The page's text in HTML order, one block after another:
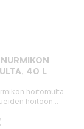
40 L
hoitomulta
hoitoon...